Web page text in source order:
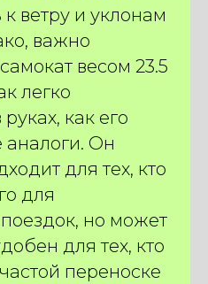
к ветру и уклонам
важно
весом 23.5
легко
как его
аналоги. Он
для тех, кто
для
но может
для тех, кто
переноске